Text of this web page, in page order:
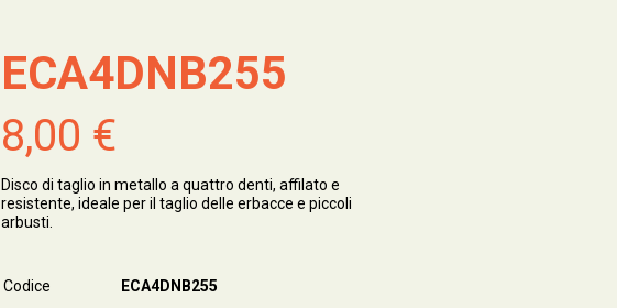
ECA4DNB255
8,00 €
Disco di taglio in metallo a quattro denti, affilato e
resistente, ideale per il taglio delle erbacce e piccoli
arbusti.
Codice ECA4DNB255